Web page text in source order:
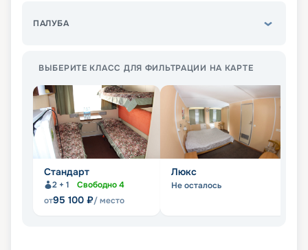
ПАЛУБА
ВЫБЕРИТЕ КЛАСС ДЛЯ ФИЛЬТРАЦИИ НА КАРТЕ
Стандарт
2 + 1 Свободно4
от95 100 ₽/ место
Люкс
Не осталось